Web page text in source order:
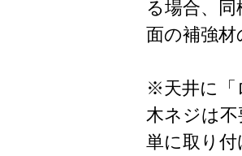
る場合、
面の補強
※天井に「
木ネジは
単に取り付